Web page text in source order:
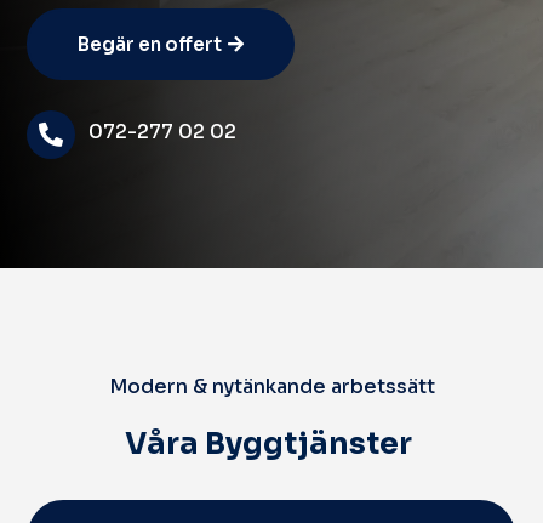
Begär en offert
 072-277 02 02
Modern & nytänkande arbetssätt
Våra Byggtjänster